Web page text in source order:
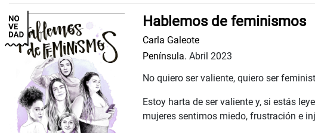
Hablemos de feminismos
Carla Galeote
Península. Abril 2023
No quiero ser valiente, quiero ser
Estoy harta de ser valiente y, si estás
mujeres sentimos miedo, frustración e